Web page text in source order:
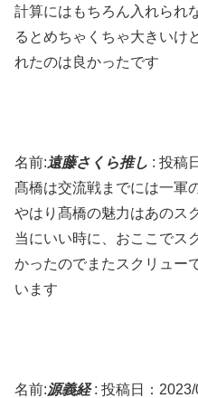
計算にはもちろん入れられ
るとめちゃくちゃ大きい
れたのは良かったです
名前:遠藤さくら推し : 投稿
髙橋は交流戦までには一軍
やはり髙橋の魅力はあのス
当にいい時に、おここでス
かったのでまたスクリュー
います
名前:源義経: 投稿日：